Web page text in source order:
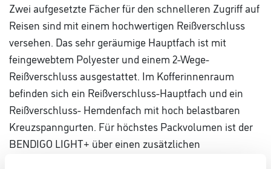
Zwei aufgesetzte Fächer für den schnelleren Zugriff auf
Reisen sind mit einem hochwertigen Reißverschluss
versehen. Das sehr geräumige Hauptfach ist mit
feingewebtem Polyester und einem 2-Wege-
Reißverschluss ausgestattet. Im Kofferinnenraum
befinden sich ein Reißverschluss-Hauptfach und ein
Reißverschluss- Hemdenfach mit hoch belastbaren
Kreuzspanngurten. Für höchstes Packvolumen ist der
BENDIGO LIGHT+ über einen zusätzlichen